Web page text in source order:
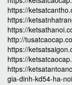
https://
https://
https://
http://
https://
https://
https://
gia-dinh-kd54-ha-